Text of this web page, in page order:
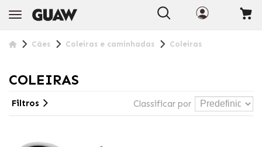
Cães Coleiras e caminhadas Coleiras
COLEIRAS
Classificar por
Filtros